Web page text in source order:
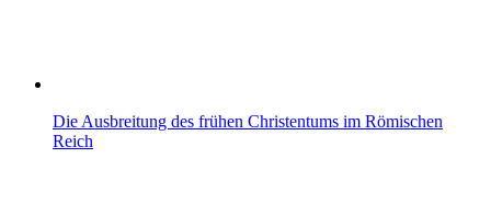
Die Ausbreitung des frühen Christentums im Römischen
Reich